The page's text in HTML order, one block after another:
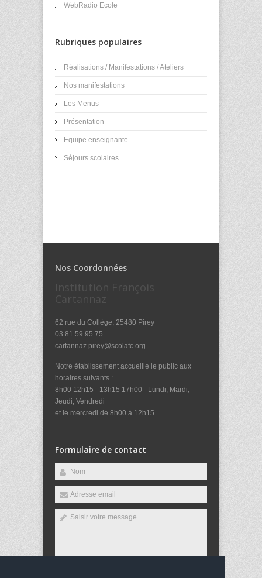
WebRadio Ecole
Rubriques populaires
Réalisations / Manifestations / Ateliers
Nos manifestations
Les Menus
Présentation
Equipe enseignante
Séjours scolaires
Nos Coordonnées
Institution François
Cartannaz
62 rue du Collège, 25480 Pirey
03.81.59.95.75
cartannaz.pirey@scolafc.org
Notre établissement accueille le public aux
horaires suivants :
8h00 12h15 - 13h15 17h00 - Lundi, Mardi,
Jeudi, Vendredi
et le mercredi de 8h00 à 12h15
Formulaire de contact